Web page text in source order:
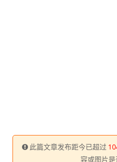
此篇文章发布距今已超过
容或图片是